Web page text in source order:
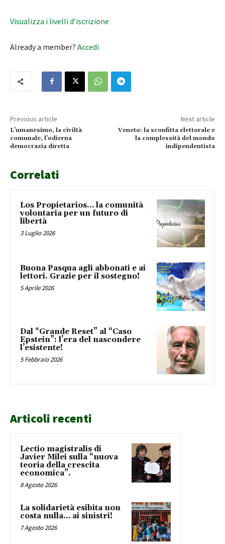
Visualizza i livelli d’iscrizione
Already a member? Accedi
Previous article
L’umanesimo, la civiltà
comunale, l’odierna
democrazia diretta
Next article
Veneto: la sconfitta elettorale e
la complessità del mondo
indipendentista
Correlati
Los Propietarios… la comunità
volontaria per un futuro di
libertà
3 Luglio 2026
Buona Pasqua agli abbonati e ai
lettori. Grazie per il sostegno!
5 Aprile 2026
Dal “Grande Reset” al “Caso
Epstein”: l’era del nascondere
l’esistente!
5 Febbraio 2026
Articoli recenti
Lectio magistralis di
Javier Milei sulla “nuova
teoria della crescita
economica”.
8 Agosto 2026
La solidarietà esibita non
costa nulla… ai sinistri!
7 Agosto 2026